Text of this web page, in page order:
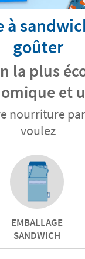
à
goûter
la plus
et
nourriture
voulez
EMBALLAGE
SANDWICH